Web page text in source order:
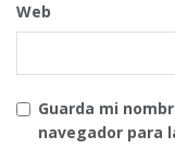
Web
Guarda mi
navegador para